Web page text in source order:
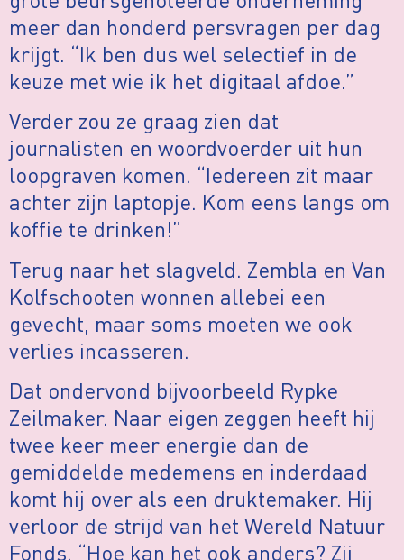
meer dan honderd persvragen per dag
krijgt. “Ik ben dus wel selectief in de
keuze met wie ik het digitaal afdoe.”
Verder zou ze graag zien dat
journalisten en woordvoerder uit hun
loopgraven komen. “Iedereen zit maar
achter zijn laptopje. Kom eens langs om
koffie te drinken!”
Terug naar het slagveld. Zembla en Van
Kolfschooten wonnen allebei een
gevecht, maar soms moeten we ook
verlies incasseren.
Dat ondervond bijvoorbeeld Rypke
Zeilmaker. Naar eigen zeggen heeft hij
twee keer meer energie dan de
gemiddelde medemens en inderdaad
komt hij over als een druktemaker. Hij
verloor de strijd van het Wereld Natuur
Fonds. “Hoe kan het ook anders? Zij